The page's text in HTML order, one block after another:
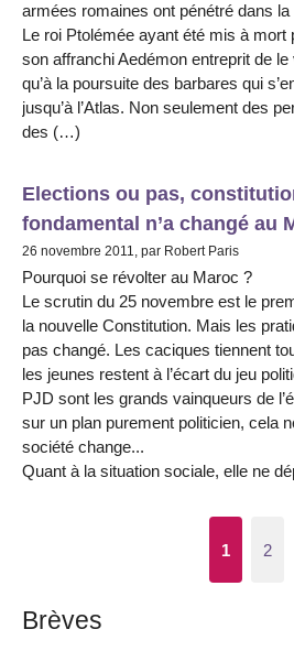
armées romaines ont pénétré dans
Le roi Ptolémée ayant été mis à mort
son affranchi Aedémon entreprit de
qu’à la poursuite des barbares qui
jusqu’à l’Atlas. Non seulement des
des (…)
Elections ou pas,
fondamental n’a changé au
26 novembre 2011, par Robert Paris
Pourquoi se révolter au Maroc ?
Le scrutin du 25 novembre est le
la nouvelle Constitution. Mais les
pas changé. Les caciques tiennent
les jeunes restent à l’écart du jeu
PJD sont les grands vainqueurs de
sur un plan purement politicien, cela
société change...
Quant à la situation sociale, elle ne
1 2
Brèves